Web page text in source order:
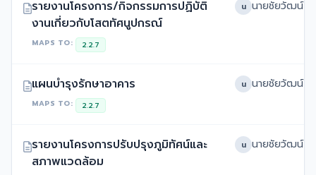
รายงานโครงการ/กิจกรรมการปฏิบัติ
งานเกี่ยวกับโสตทัศนูปกรณ์
MAPS TO: 2.2.7
น
แผนบำรุงรักษาอาคาร
MAPS TO: 2.2.7
น
รายงานโครงการปรับปรุงภูมิทัศน์และ
สภาพแวดล้อม
น